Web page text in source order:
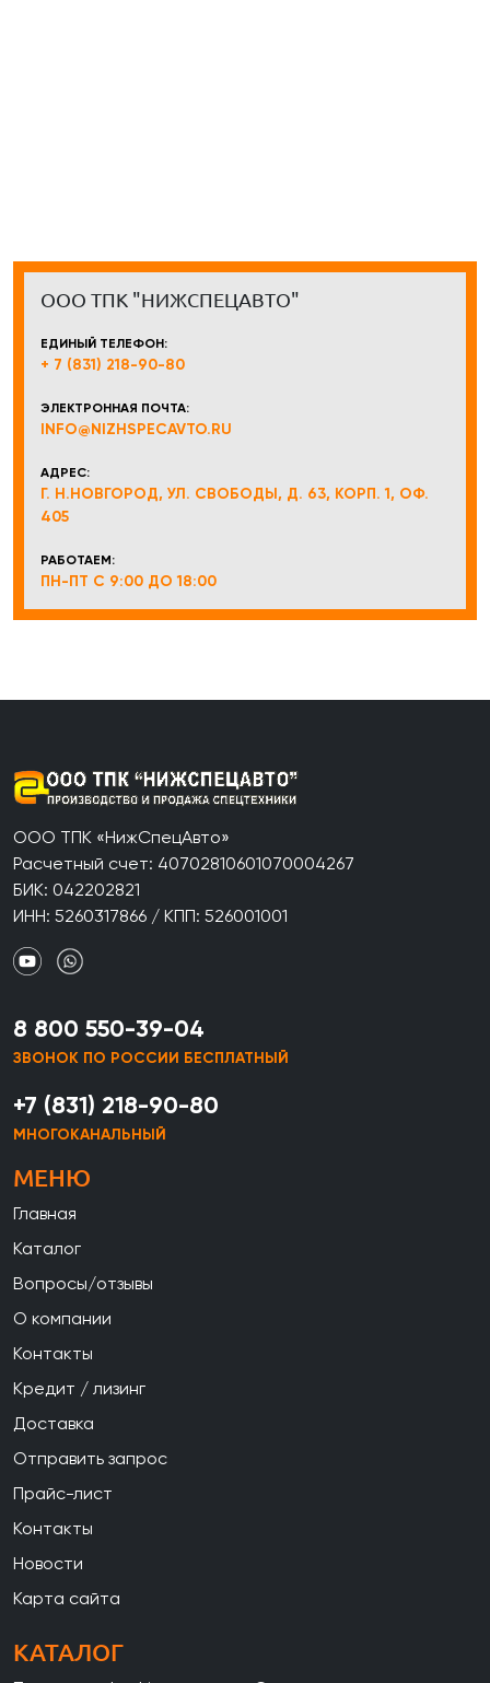
ООО ТПК "НИЖСПЕЦАВТО"
ЕДИНЫЙ ТЕЛЕФОН:
+ 7 (831) 218-90-80
ЭЛЕКТРОННАЯ ПОЧТА:
INFO@NIZHSPECAVTO.RU
АДРЕС:
Г. Н.НОВГОРОД, УЛ. СВОБОДЫ, Д. 63, КОРП. 1, ОФ.
405
РАБОТАЕМ:
ПН-ПТ С 9:00 ДО 18:00
ООО ТПК «НижСпецАвто»
Расчетный счет: 40702810601070004267
БИК: 042202821
ИНН: 5260317866 / КПП: 526001001
8 800 550-39-04
ЗВОНОК ПО РОССИИ БЕСПЛАТНЫЙ
+7 (831) 218-90-80
МНОГОКАНАЛЬНЫЙ
МЕНЮ
Главная
Каталог
Вопросы/отзывы
О компании
Контакты
Кредит / лизинг
Доставка
Отправить запрос
Прайс-лист
Контакты
Новости
Карта сайта
КАТАЛОГ